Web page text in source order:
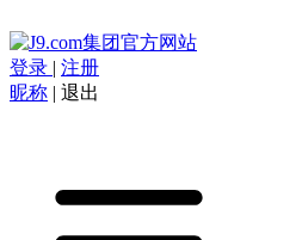
登录 | 注册
昵称 | 退出